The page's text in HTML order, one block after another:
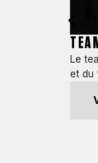
Le team